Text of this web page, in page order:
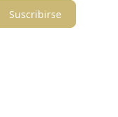
Suscribirse